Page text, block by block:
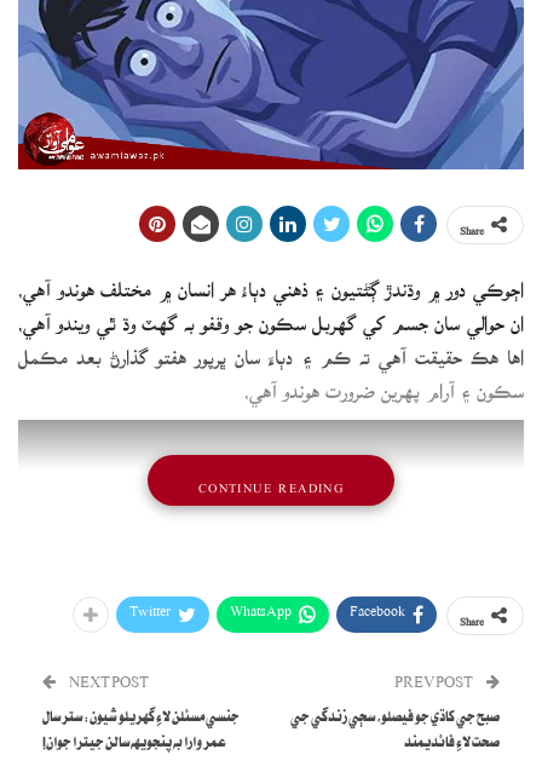
اڄوڪي دور ۾ وڌندڙ ڳڻتيون ۽ ذهني دٻاءُ هر انسان ۾ مختلف هوندو آهي،
ان حوالي سان جسم کي گهربل سڪون جو وقفو به گهٽ وڌ ٿي ويندو آهي،
اها هڪ حقيقت آهي ته ڪم ۽ دٻاءَ سان ڀرپور هفتو گذارڻ بعد مڪمل
سڪون ۽ آرام پهرين ضرورت هوندو آهي،
Facebook
WhatsApp
Twitter
صبح جي کاڌي جو فيصلو، سڄي زندگي جي
صحت لاءِ فائديمند
NEXT POST
جنسي مسئلن لاءِ گهريلو شيون: ستر سال
عمر وارا به پنجويهه سالن جيترا جوان!